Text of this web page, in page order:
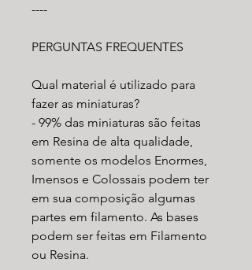
----
PERGUNTAS FREQUENTES
Qual material é utilizado para
fazer as miniaturas?
- 99% das miniaturas são feitas
em Resina de alta qualidade,
somente os modelos Enormes,
Imensos e Colossais podem ter
em sua composição algumas
partes em filamento. As bases
podem ser feitas em Filamento
ou Resina.